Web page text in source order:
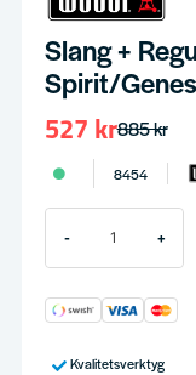
Slang +
Spirit/
885 kr
527 kr
8454
- +
Kvalitetsverktyg